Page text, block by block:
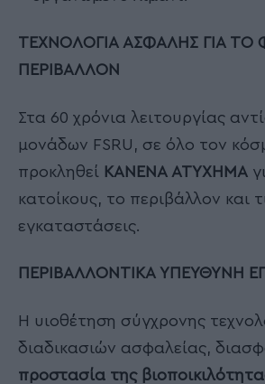
ΤΕΧΝΟΛΟΓΙΑ ΑΣΦΑΛΗΣ ΓΙΑ ΤΟ
ΠΕΡΙΒΑΛΛΟΝ
Στα 60 χρόνια λειτουργίας
μονάδων FSRU, σε όλο τον
προκληθεί
ΚΑΝΕΝΑ ΑΤΥΧΗΜΑ
κατοίκους, το περιβάλλον και
εγκαταστάσεις.
ΠΕΡΙΒΑΛΛΟΝΤΙΚΑ ΥΠΕΥΘΥΝΗ
Η υιοθέτηση σύγχρονης
διαδικασιών ασφαλείας,
προστασία της